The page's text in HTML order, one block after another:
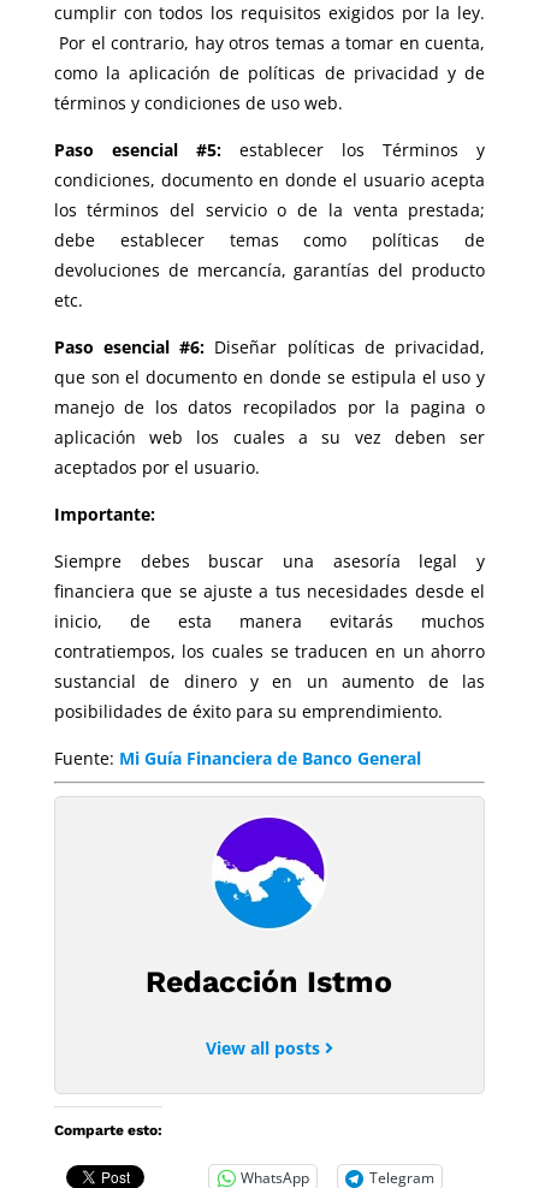
cumplir con todos los requisitos exigidos por la ley.
Por el contrario, hay otros temas a tomar en cuenta,
como la aplicación de políticas de privacidad y de
términos y condiciones de uso web.
Paso esencial #5:establecer los Términos y
condiciones, documento en donde el usuario acepta
los términos del servicio o de la venta prestada;
debe establecer temas como políticas de
devoluciones de mercancía, garantías del producto
etc.
Paso esencial #6: Diseñar políticas de privacidad,
que son el documento en donde se estipula el uso y
manejo de los datos recopilados por la pagina o
aplicación web los cuales a su vez deben ser
aceptados por el usuario.
Importante:
Siempre debes buscar una asesoría legal y
financiera que se ajuste a tus necesidades desde el
inicio, de esta manera evitarás muchos
contratiempos, los cuales se traducen en un ahorro
sustancial de dinero y en un aumento de las
posibilidades de éxito para su emprendimiento.
Fuente: Mi Guía Financiera de Banco General
Redacción Istmo
View all posts
Comparte esto:
WhatsApp Telegram